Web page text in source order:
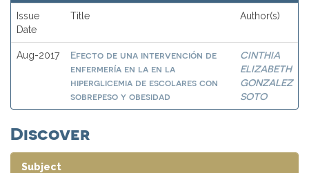
Issue
Date
Title Author(s)
Aug-2017
Efecto de una intervención de
enfermería en la en la
hiperglicemia de escolares con
sobrepeso y obesidad
CINTHIA
ELIZABETH
GONZALEZ
SOTO
Discover
Subject